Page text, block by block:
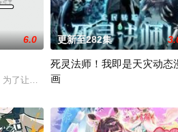
6.0
了让家人过上更好的生活，自愿前去七玄
更新至282集
死灵法师！我即是天灾动态
画